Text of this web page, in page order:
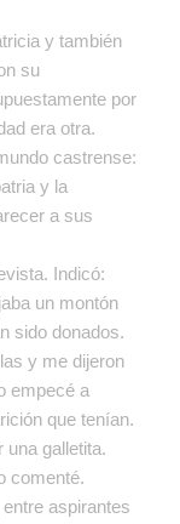
y también
su
por
era otra.
castrense:
y la
a sus
Indicó:
un montón
sido donados.
y me dijeron
empecé a
que tenían.
una galletita.
comenté.
aspirantes